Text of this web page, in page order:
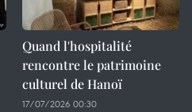
Quand l'hospitalité
rencontre le patrimoine
culturel de Hanoï
17/07/2026 00:30